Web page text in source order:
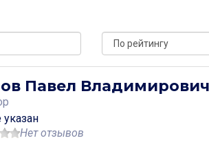
дом 10
Павел Владимирович
Нет отзывов